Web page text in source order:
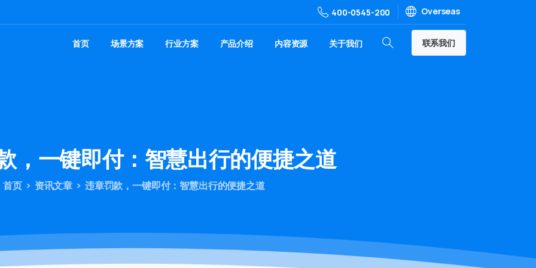
400-0545-200 Overseas
首页 场景方案 行业方案 产品介绍 内容资源 关于我们 联系我们
，一键即付：智慧出行的便捷之道
首页 资讯文章 违章罚款，一键即付：智慧出行的便捷之道